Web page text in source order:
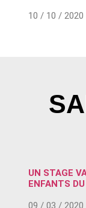
10 / 10 / 2020
UN STAGE
ENFANTS
09 / 03 / 2020